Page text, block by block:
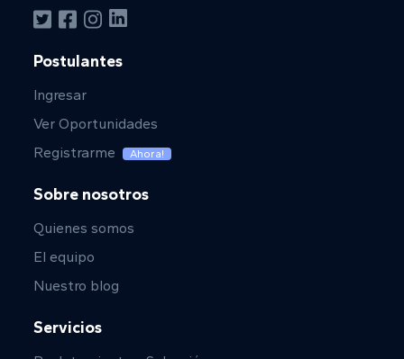
Postulantes
Ingresar
Ver Oportunidades
Registrarme
Ahora!
Sobre nosotros
Quienes somos
El equipo
Nuestro blog
Servicios